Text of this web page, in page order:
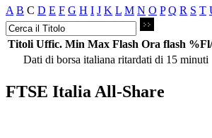
A B C D E F G H I J K L M N O P Q R S T
Titoli Uffic. Min Max Flash Ora flash
Dati di borsa italiana ritardati di 15 minuti
FTSE Italia All-Share